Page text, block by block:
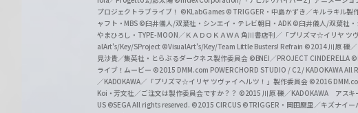
プロジェクトラブライブ！ ©KLabGames © TRIGGER・中島かずき／キルラキル製
ャフト・MBS ©臼井儀人/双葉社・シンエイ・テレビ朝日・ADK ©臼井儀人/双葉社
やまひろし・TYPE-MOON／ＫＡＤＯＫＡＷＡ 角川書店刊／「プリズマ☆イリヤ ツ
alArt's/Key/SProject ©VisualArt's/Key/Team Little Busters! Refrain ©2014 川原 礫
見沙貴／集英社・とらぶるダークネス製作委員会 ©BNEI／PROJECT CINDERELLA
ライブ！ムービー ©2015 DMM.com POWERCHORD STUDIO / C2 / KADOKAWA All
／KADOKAWA／「プリズマ☆イリヤ ツヴァイ ヘルツ！」製作委員会 ©2016
Koi・芳文社／ご注文は製作委員会ですか？？ ©2015 川原 礫／KADOKAWA アスキ
US ©SEGA All rights reserved. ©2015 CIRCUS ©TRIGGER・岡田麿里／キズナイー